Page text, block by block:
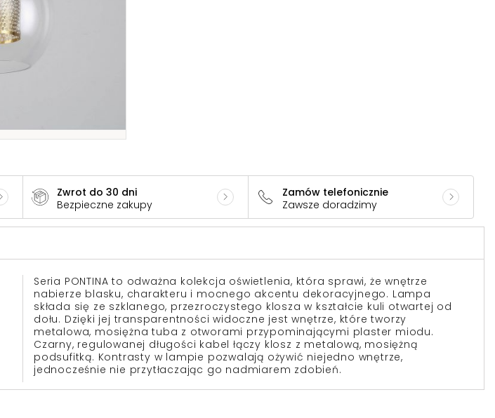
Zwrot do 30 dni
Bezpieczne zakupy
Zamów telefonicznie
Zawsze doradzimy
Seria PONTINA to odważna kolekcja oświetlenia, która sprawi, że wnętrze
nabierze blasku, charakteru i mocnego akcentu dekoracyjnego. Lampa
składa się ze szklanego, przezroczystego klosza w kształcie kuli otwartej od
dołu. Dzięki jej transparentności widoczne jest wnętrze, które tworzy
metalowa, mosiężna tuba z otworami przypominającymi plaster miodu.
Czarny, regulowanej długości kabel łączy klosz z metalową, mosiężną
podsufitką. Kontrasty w lampie pozwalają ożywić niejedno wnętrze,
jednocześnie nie przytłaczając go nadmiarem zdobień.